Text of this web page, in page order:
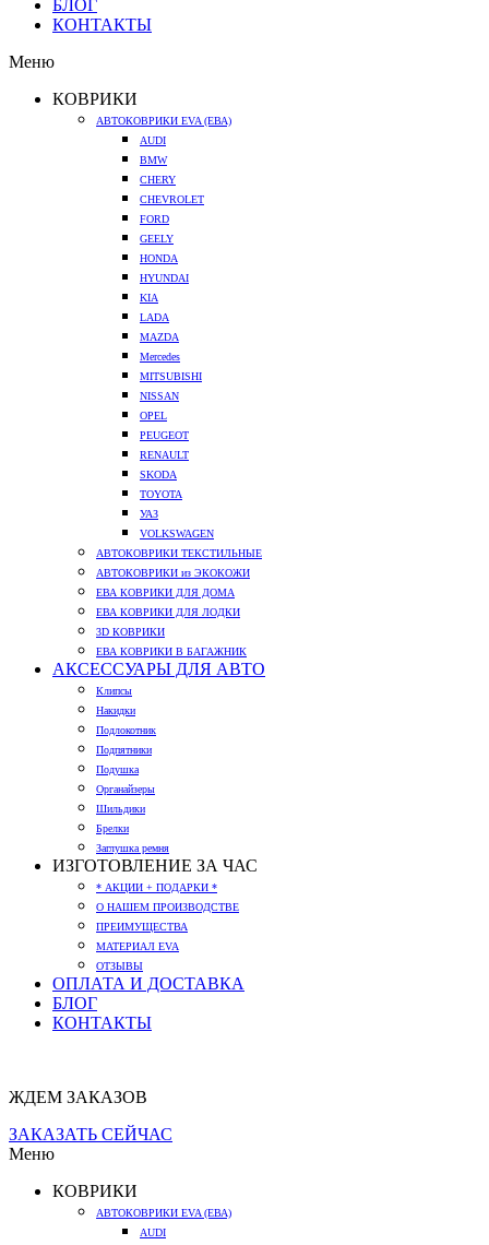
БЛОГ
КОНТАКТЫ
Меню
КОВРИКИ
АВТОКОВРИКИ EVA (ЕВА)
AUDI
BMW
CHERY
CHEVROLET
FORD
GEELY
HONDA
HYUNDAI
KIA
LADA
MAZDA
Mercedes
MITSUBISHI
NISSAN
OPEL
PEUGEOT
RENAULT
SKODA
TOYOTA
УАЗ
VOLKSWAGEN
АВТОКОВРИКИ ТЕКСТИЛЬНЫЕ
АВТОКОВРИКИ из ЭКОКОЖИ
ЕВА КОВРИКИ ДЛЯ ДОМА
ЕВА КОВРИКИ ДЛЯ ЛОДКИ
3D КОВРИКИ
ЕВА КОВРИКИ В БАГАЖНИК
АКСЕССУАРЫ ДЛЯ АВТО
Клипсы
Накидки
Подлокотник
Подпятники
Подушка
Органайзеры
Шильдики
Брелки
Заглушка ремня
ИЗГОТОВЛЕНИЕ ЗА ЧАС
* АКЦИИ + ПОДАРКИ *
О НАШЕМ ПРОИЗВОДСТВЕ
ПРЕИМУЩЕСТВА
МАТЕРИАЛ EVA
ОТЗЫВЫ
ОПЛАТА И ДОСТАВКА
БЛОГ
КОНТАКТЫ
ЖДЕМ ЗАКАЗОВ
ЗАКАЗАТЬ СЕЙЧАС
Меню
КОВРИКИ
АВТОКОВРИКИ EVA (ЕВА)
AUDI